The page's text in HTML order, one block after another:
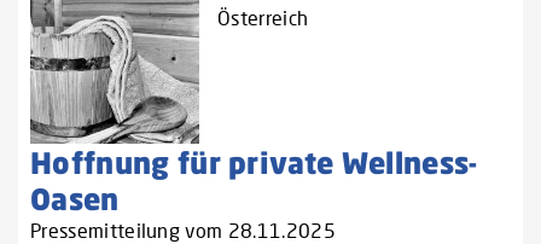
Österreich
Hoffnung für private Wellness-
Oasen
Pressemitteilung vom 28.11.2025